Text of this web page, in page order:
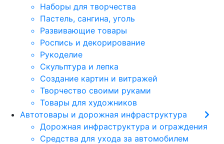
Наборы для творчества
Пастель, сангина, уголь
Развивающие товары
Роспись и декорирование
Рукоделие
Скульптура и лепка
Создание картин и витражей
Творчество своими руками
Товары для художников
Автотовары и дорожная инфраструктура
Дорожная инфраструктура и ограждения
Средства для ухода за автомобилем